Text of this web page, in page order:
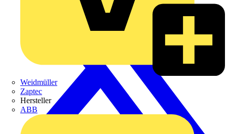
Weidmüller
Zaptec
Hersteller
ABB